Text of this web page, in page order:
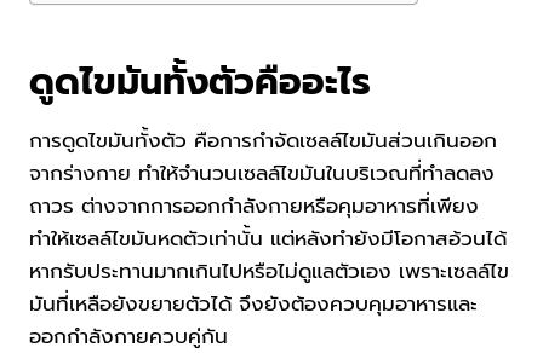
ดูดไขมันทั้งตัวคืออะไร
การดูดไขมันทั้งตัว คือการกำจัดเซลล์ไขมันส่วนเกินออก
จากร่างกาย ทำให้จำนวนเซลล์ไขมันในบริเวณที่ทำลดลง
ถาวร ต่างจากการออกกำลังกายหรือคุมอาหารที่เพียง
ทำให้เซลล์ไขมันหดตัวเท่านั้น แต่หลังทำยังมีโอกาสอ้วนได้
หากรับประทานมากเกินไปหรือไม่ดูแลตัวเอง เพราะเซลล์ไข
มันที่เหลือยังขยายตัวได้ จึงยังต้องควบคุมอาหารและ
ออกกำลังกายควบคู่กัน